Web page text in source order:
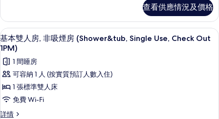
吸
煙
房
(With
shower&tub)
的
相
片
房,
吸
煙
房
(With
shower&tub)
詳
查看供應情況及價格
載
入
所
有
基
本
雙
5
基本雙人房, 非吸煙房 (Shower&tub, Single Use, Check Out
1PM)
1 間睡房
可容納 1 人 (按實質預訂人數入住)
1 張標準雙人床
免費 Wi-Fi
詳情
基